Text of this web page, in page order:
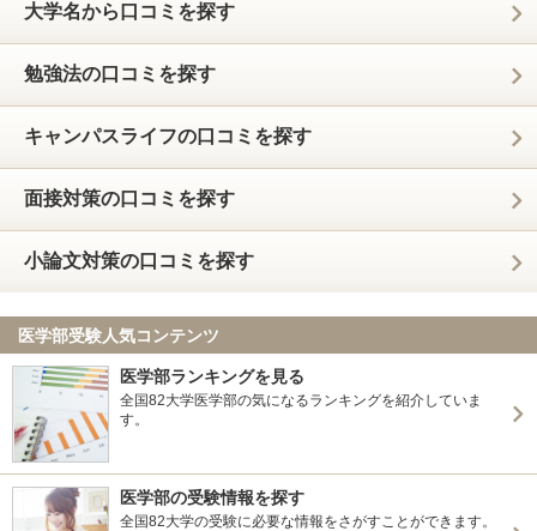
大学名から口コミを探す
勉強法の口コミを探す
キャンパスライフの口コミを探す
面接対策の口コミを探す
小論文対策の口コミを探す
医学部受験人気コンテンツ
医学部ランキングを見る
全国82大学医学部の気になるランキングを紹介していま
す。
医学部の受験情報を探す
全国82大学の受験に必要な情報をさがすことができます。